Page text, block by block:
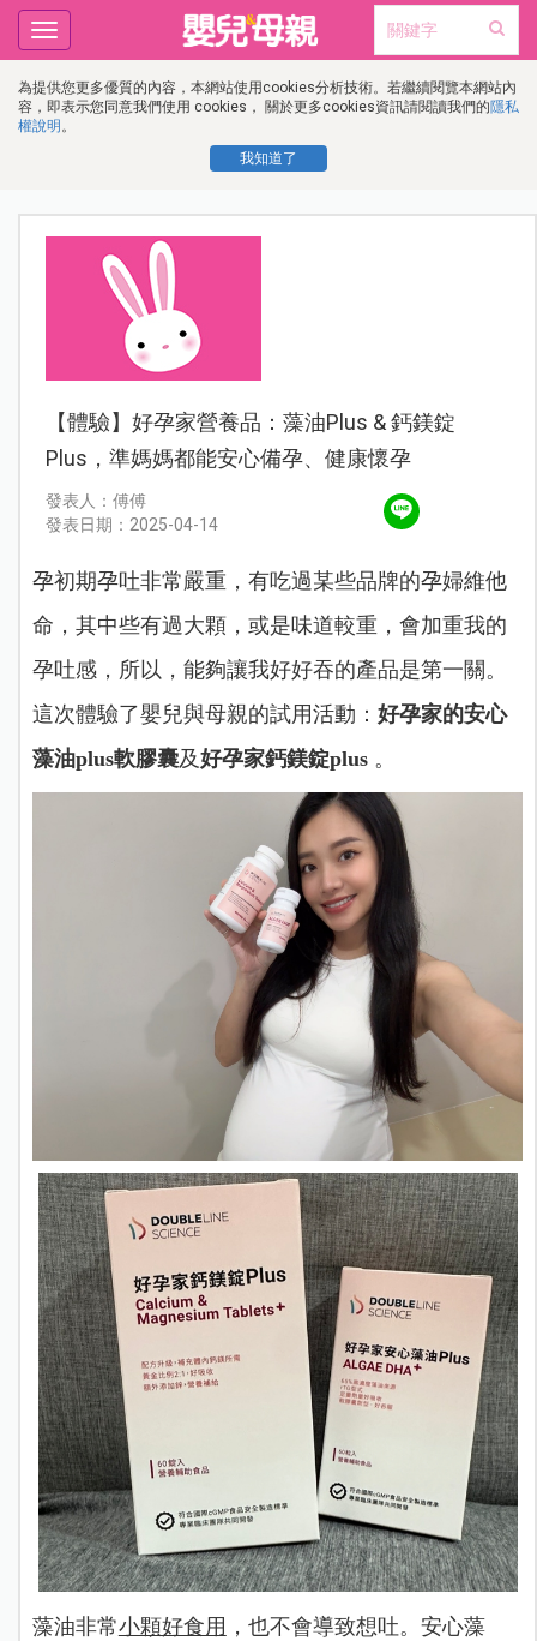
為提供您更多優質的內容，本網站使用cookies分析技術。若繼續閱覽本網站內
容，即表示您同意我們使用 cookies， 關於更多cookies資訊請閱讀我們的隱私
權說明 。
我知道了
Toggle
navigation
【體驗】好孕家營養品：藻油Plus & 鈣鎂錠
Plus，準媽媽都能安心備孕、健康懷孕
發表人：傅傅
發表日期：2025-04-14
孕初期孕吐非常嚴重，有吃過某些品牌的孕婦維他
命，其中些有過大顆，或是味道較重，會加重我的
孕吐感，所以，能夠讓我好好吞的產品是第一關。
這次體驗了嬰兒與母親的試用活動： 好孕家的安心
藻油plus軟膠囊及好孕家鈣鎂錠plus。
藻油非常小顆好食用 ，也不會導致想吐。安心藻